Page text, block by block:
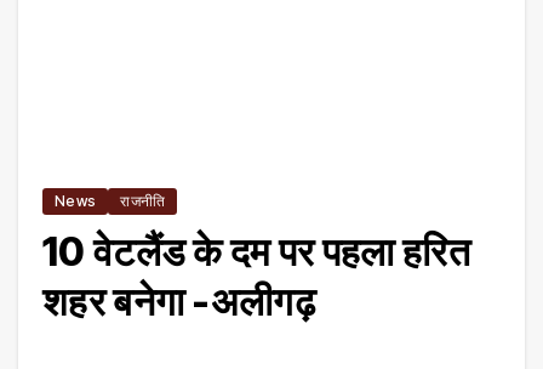
News राजनीति
10 वेटलैंड के दम पर पहला हरित
शहर बनेगा -अलीगढ़